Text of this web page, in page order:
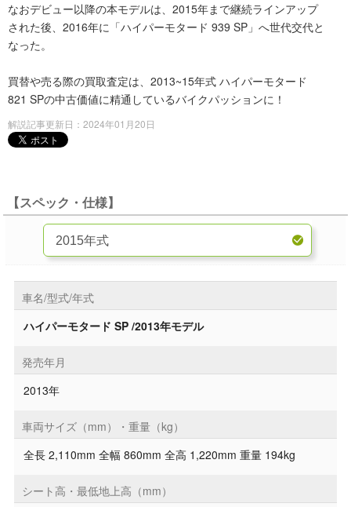
なおデビュー以降の本モデルは、2015年まで継続ラインアップ
された後、2016年に「ハイパーモタード 939 SP」へ世代交代と
なった。
買替や売る際の買取査定は、2013~15年式 ハイパーモタード
821 SPの中古価値に精通しているバイクパッションに！
解説記事更新日：2024年01月20日
【スペック・仕様】
車名/型式/年式
ハイパーモタード SP /2013年モデル
発売年月
2013年
車両サイズ（mm）・重量（kg）
全長 2,110mm 全幅 860mm 全高 1,220mm 重量 194kg
シート高・最低地上高（mm）